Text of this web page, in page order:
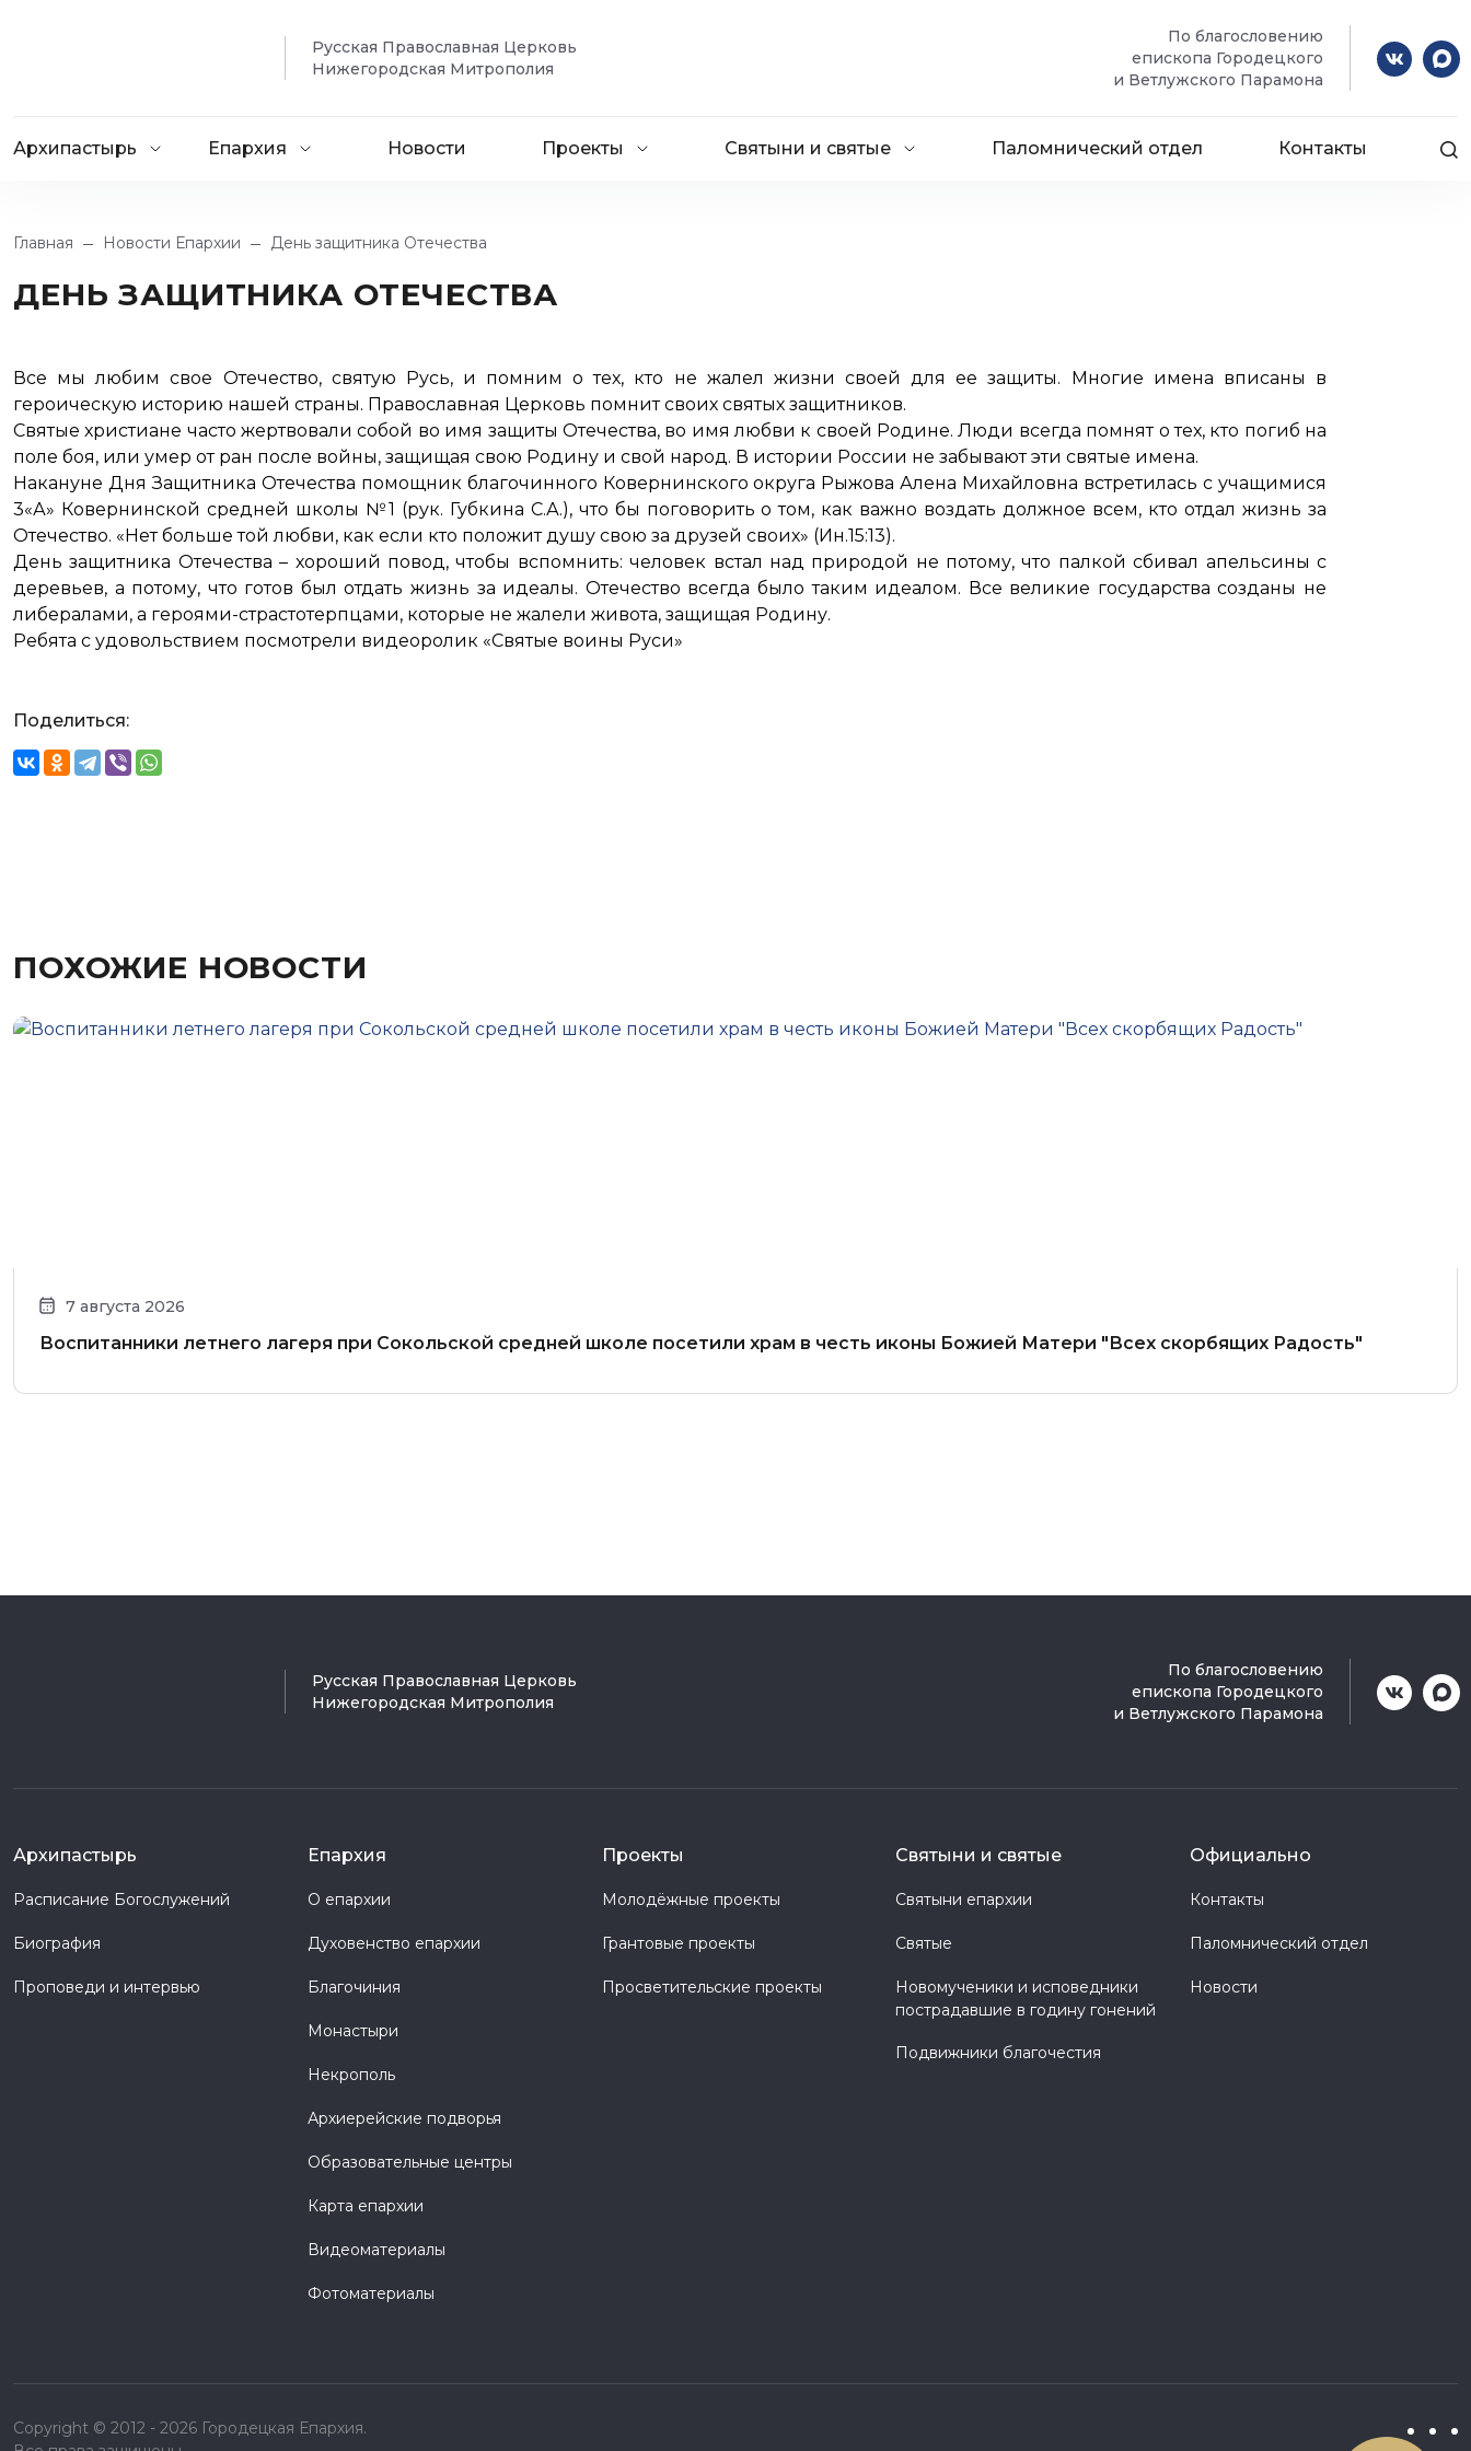
Русская Православная Церковь
Нижегородская Митрополия
По благословению
епископа Городецкого
и Ветлужского Парамона
Архипастырь Епархия Новости Проекты Святыни и святые Паломнический отдел Контакты
Главная Новости Епархии День защитника Отечества
ДЕНЬ ЗАЩИТНИКА ОТЕЧЕСТВА
Все мы любим свое Отечество, святую Русь, и помним о тех, кто не жалел жизни своей для ее защиты. Многие имена вписаны в
героическую историю нашей страны. Православная Церковь помнит своих святых защитников.
Святые христиане часто жертвовали собой во имя защиты Отечества, во имя любви к своей Родине. Люди всегда помнят о тех, кто погиб на
поле боя, или умер от ран после войны, защищая свою Родину и свой народ. В истории России не забывают эти святые имена.
Накануне Дня Защитника Отечества помощник благочинного Ковернинского округа Рыжова Алена Михайловна встретилась с учащимися
3«А» Ковернинской средней школы №1 (рук. Губкина С.А.), что бы поговорить о том, как важно воздать должное всем, кто отдал жизнь за
Отечество. «Нет больше той любви, как если кто положит душу свою за друзей своих» (Ин.15:13).
День защитника Отечества – хороший повод, чтобы вспомнить: человек встал над природой не потому, что палкой сбивал апельсины с
деревьев, а потому, что готов был отдать жизнь за идеалы. Отечество всегда было таким идеалом. Все великие государства созданы не
либералами, а героями-страстотерпцами, которые не жалели живота, защищая Родину.
Ребята с удовольствием посмотрели видеоролик «Святые воины Руси»
Поделиться:
ПОХОЖИЕ НОВОСТИ
7 августа 2026
Воспитанники летнего лагеря при Сокольской средней школе посетили храм в честь иконы Божией Матери "Всех скорбящих Радость"
Русская Православная Церковь
Нижегородская Митрополия
По благословению
епископа Городецкого
и Ветлужского Парамона
Архипастырь
Расписание Богослужений
Биография
Проповеди и интервью
Епархия
О епархии
Духовенство епархии
Благочиния
Монастыри
Некрополь
Архиерейские подворья
Образовательные центры
Карта епархии
Видеоматериалы
Фотоматериалы
Проекты
Молодёжные проекты
Грантовые проекты
Просветительские проекты
Святыни и святые
Святыни епархии
Святые
Новомученики и исповедники
пострадавшие в годину гонений
Подвижники благочестия
Официально
Контакты
Паломнический отдел
Новости
Copyright © 2012 - 2026 Городецкая Епархия.